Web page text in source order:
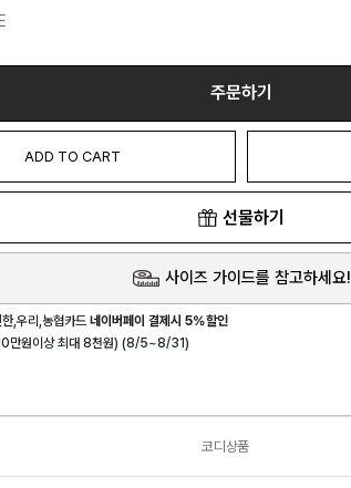
주문하기
ADD TO CART
선물하기
사이즈 가이드를 참고하세요!
한,우리,농협카드네이버페이 결제시 5%할인
만원이상 최대 8천원) (8/5~8/31)
코디상품